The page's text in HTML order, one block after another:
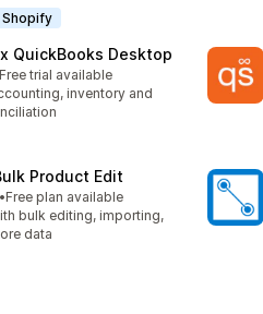
QuickBooks Desktop
数：476件
Free trial available
inventory and
Product Edit
：1019件
•Free plan available
bulk editing, importing,
data